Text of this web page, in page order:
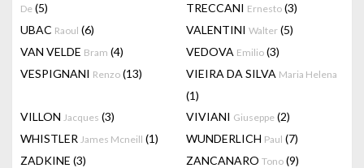
De (5)
TRECCANI Ernesto (3)
UBAC Raoul (6) VALENTINI Walter (5)
VAN VELDE Bram (4) VEDOVA Emilio (3)
VESPIGNANI Renzo (13) VIEIRA DA SILVA Maria Helena
(1)
VILLON Jacques (3) VIVIANI Giuseppe (2)
WHISTLER James Mcneill (1) WUNDERLICH Paul (7)
ZADKINE (3) ZANCANARO Tono (9)